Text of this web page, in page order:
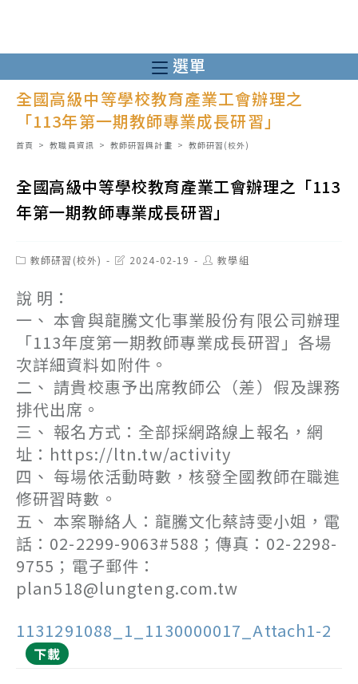
至
主
要
選單
全國高級中等學校教育產業工會辦理之
「113年第一期教師專業成長研習」
首頁 > 教職員資訊 > 教師研習與計畫 > 教師研習(校外)
全國高級中等學校教育產業工會辦理之「113
年第一期教師專業成長研習」
Post教師研習(校外)
Post2024-02-19
Post教學組
說 明：
一、 本會與龍騰文化事業股份有限公司辦理
「113年度第一期教師專業成長研習」各場
次詳細資料如附件。
二、 請貴校惠予出席教師公（差）假及課務
排代出席。
三、 報名方式：全部採網路線上報名，網
址：https://ltn.tw/activity
四、 每場依活動時數，核發全國教師在職進
修研習時數。
五、 本案聯絡人：龍騰文化蔡詩雯小姐，電
話：02-2299-9063#588；傳真：02-2298-
9755；電子郵件：
plan518@lungteng.com.tw
1131291088_1_1130000017_Attach1-2
下載